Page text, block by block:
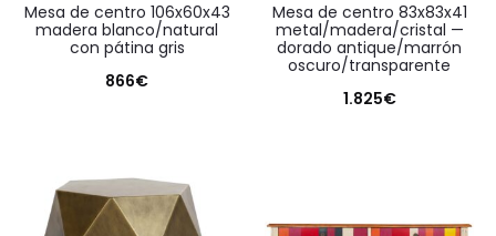
mesa de centro 106x60x43
madera blanco/natural
con pátina gris
866€
mesa de centro 83x83x41
metal/madera/cristal —
dorado antique/marrón
oscuro/transparente
1.825€